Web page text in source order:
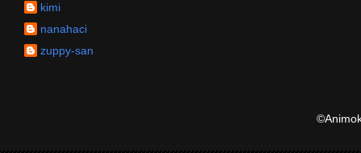
kimi
nanahaci
zuppy-san